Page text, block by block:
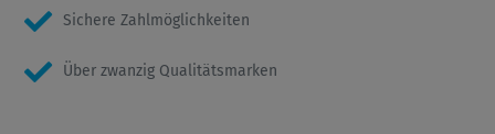
Sichere Zahlmöglichkeiten
Über zwanzig Qualitätsmarken